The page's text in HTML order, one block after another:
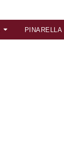
PINARELLA